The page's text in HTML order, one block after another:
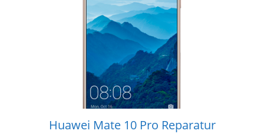
Huawei Mate 10 Pro Reparatur